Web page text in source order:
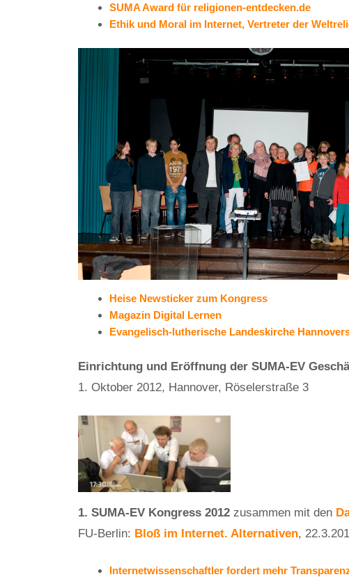
SUMA Award für religionen-entdecken.de
Ethik und Moral im Internet, Vertreter der
Heise Newsticker zum Kongress
Magazin Digital Lernen
Evangelisch-lutherische Landeskirche
Einrichtung und Eröffnung der SUMA-EV
1. Oktober 2012, Hannover, Röselerstraße 3
1. SUMA-EV Kongress 2012 zusammen mit den
FU-Berlin: Bloß im Internet. Alternativen,
Internetwissenschaftler fordert mehr